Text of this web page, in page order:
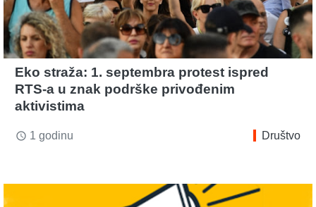
Eko straža: 1. septembra protest ispred
RTS-a u znak podrške privođenim
aktivistima
access_time 1 godinu Društvo